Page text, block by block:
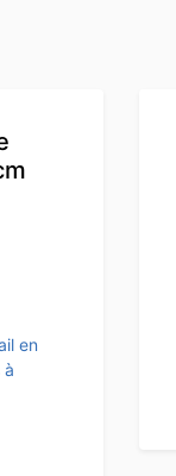
en
à